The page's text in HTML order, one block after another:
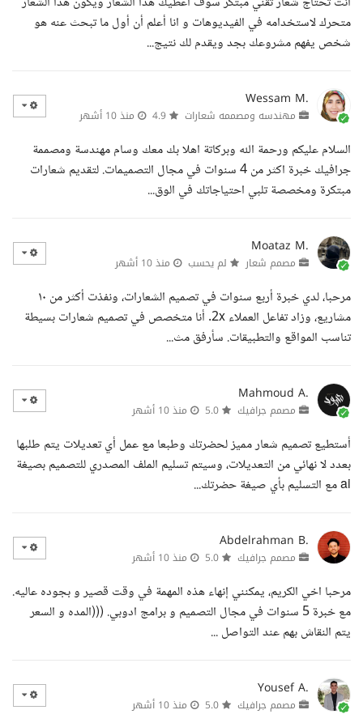
متحرك لاستخدامه في الفيديوهات و انا أعلم أن أول ما تبحث عنه هو
شخص يفهم مشروعك بجد ويقدم لك نتيج...
Wessam M.
مهندسه ومصممه شعارات منذ 10 أشهر
السلام عليكم ورحمة الله وبركاتة اهلا بك معك وسام مهندسة ومصممة
جرافيك خبرة اكثر من 4 سنوات في مجال التصميمات. لتقديم شعارات
مبتكرة ومخصصة تلبي احتياجاتك في الوق...
Moataz M.
مصمم شعار لم يحسب منذ 10 أشهر
مرحبا، لدي خبرة أربع سنوات في تصميم الشعارات، ونفذت أكثر من ١٠
مشاريع، وزاد تفاعل العملاء 2x. أنا متخصص في تصميم شعارات بسيطة
تناسب المواقع والتطبيقات. سأرفق مث...
Mahmoud A.
مصمم جرافيك منذ 10 أشهر
أستطيع تصميم شعار مميز لحضرتك وطبعا مع عمل أي تعديلات يتم طلبها
بعدد لا نهائي من التعديلات، وسيتم تسليم الملف المصدري للتصميم بصيغة
ai مع التسليم بأي صيغة حضرتك...
Abdelrahman B.
مصمم جرافيك منذ 10 أشهر
مرحبا اخي الكريم، يمكنني إنهاء هذه المهمة في وقت قصير و بجوده عاليه.
مع خبرة 5 سنوات في مجال التصميم و برامج ادوبي. (((المده و السعر
يتم النقاش بهم عند التواصل ...
Yousef A.
مصمم جرافيك منذ 10 أشهر